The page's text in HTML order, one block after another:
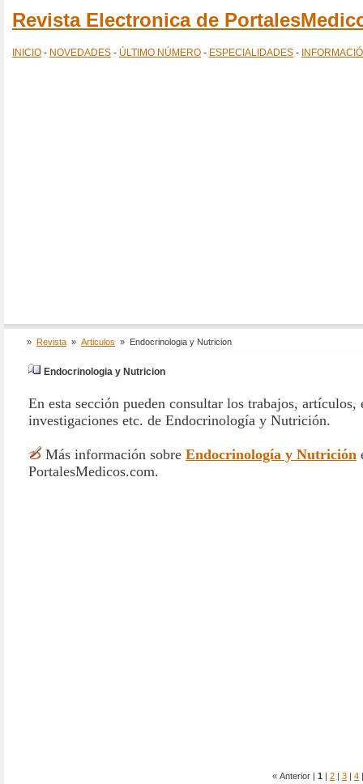
Revista Electronica de
INICIO - NOVEDADES - ÚLTIMO NÚMERO - ESPECIALIDADES -
» Revista » Articulos » Endocrinologia y Nutricion
Endocrinologia y Nutricion
En esta sección pueden consultar los trabajos, artículos,
investigaciones etc. de Endocrinología y Nutrición.
Más información sobre Endocrinología y Nutrición
PortalesMedicos.com.
« Anterior | 1 | 2 | 3 | 4